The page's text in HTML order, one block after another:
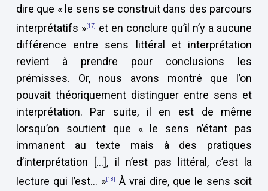
dire que « le sens se construit dans des parcours
interprétatifs » [17]
et en conclure qu’il n’y a aucune
différence entre sens littéral et interprétation
revient à prendre pour conclusions les
prémisses. Or, nous avons montré que l’on
pouvait théoriquement distinguer entre sens et
interprétation. Par suite, il en est de même
lorsqu’on soutient que « le sens n’étant pas
immanent au texte mais à des pratiques
d’interprétation […], il n’est pas littéral, c’est la
lecture qui l’est… » [18]
À vrai dire, que le sens soit